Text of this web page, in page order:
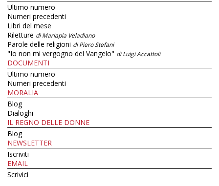
Ultimo numero
Numeri precedenti
Libri del mese
Riletture di Mariapia Veladiano
Parole delle religioni di Piero Stefani
"Io non mi vergogno del Vangelo" di Luigi Accattoli
DOCUMENTI
Ultimo numero
Numeri precedenti
MORALIA
Blog
Dialoghi
IL REGNO DELLE DONNE
Blog
NEWSLETTER
Iscriviti
EMAIL
Scrivici